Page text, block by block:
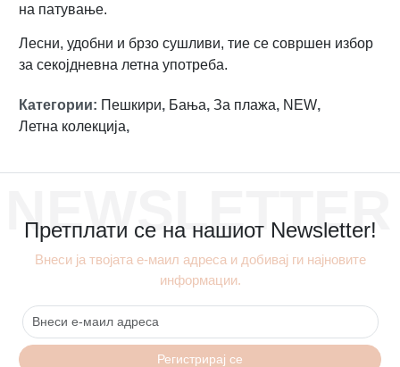
на патување.
Лесни, удобни и брзо сушливи, тие се совршен избор
за секојдневна летна употреба.
Категории: Пешкири, Бања, За плажа, NEW,
Летна колекција,
NEWSLETTER
Претплати се на нашиот Newsletter!
Внеси ја твојата е-маил адреса и добивај ги најновите
информации.
Регистрирај се